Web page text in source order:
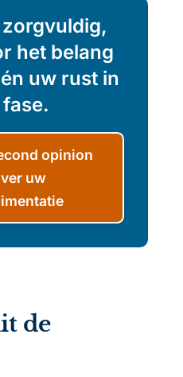
het belang
uw rust in
opinion
uw
de